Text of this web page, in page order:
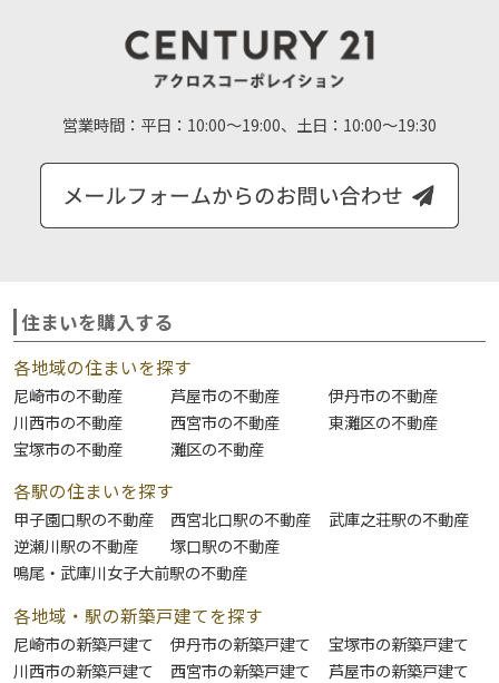
営業時間： 平日：10:00～19:00、土日：10:00～19:30
住まいを購入する
各地域の住まいを探す
尼崎市の不動産 芦屋市の不動産
伊丹市の不動産
川西市の不動産
西宮市の不動産
東灘区の不動産
宝塚市の不動産
灘区の不動産
各駅の住まいを探す
甲子園口駅の不動産 西宮北口駅の不動産
武庫之荘駅の不動産
逆瀬川駅の不動産
塚口駅の不動産
鳴尾・武庫川女子大前駅の不動産
各地域・駅の新築戸建てを探す
尼崎市の新築戸建て 伊丹市の新築戸建て
宝塚市の新築戸建て
川西市の新築戸建て
西宮市の新築戸建て
芦屋市の新築戸建て